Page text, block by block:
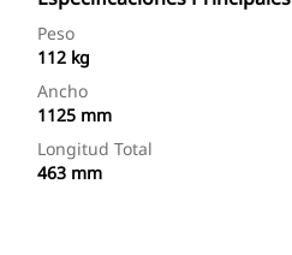
Peso
112 kg
Ancho
1125 mm
Longitud Total
463 mm